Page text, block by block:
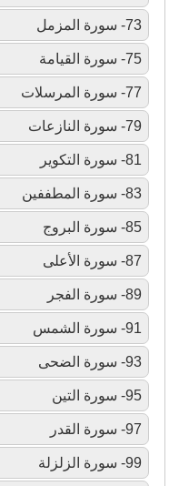
73- سورة المزمل
75- سورة القيامة
77- سورة المرسلات
79- سورة النازعات
81- سورة التكوير
83- سورة المطففين
85- سورة البروج
87- سورة الأعلى
89- سورة الفجر
91- سورة الشمس
93- سورة الضحى
95- سورة التين
97- سورة القدر
99- سورة الزلزلة